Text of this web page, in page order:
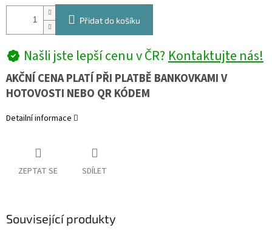
Přidat do košíku
Našli jste lepší cenu v ČR?Kontaktujte nás!
AKČNÍ CENA PLATÍ PŘI PLATBĚ BANKOVKAMI V
HOTOVOSTI NEBO QR KÓDEM
Detailní informace
ZEPTAT SE SDÍLET
Související produkty